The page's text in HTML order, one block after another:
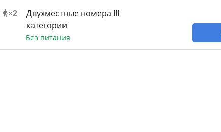
×2
Двухместные номера III
категории
Без питания